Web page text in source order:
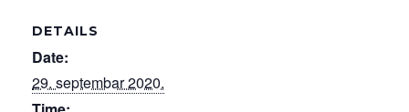
DETAILS
Date:
29. septembar 2020.